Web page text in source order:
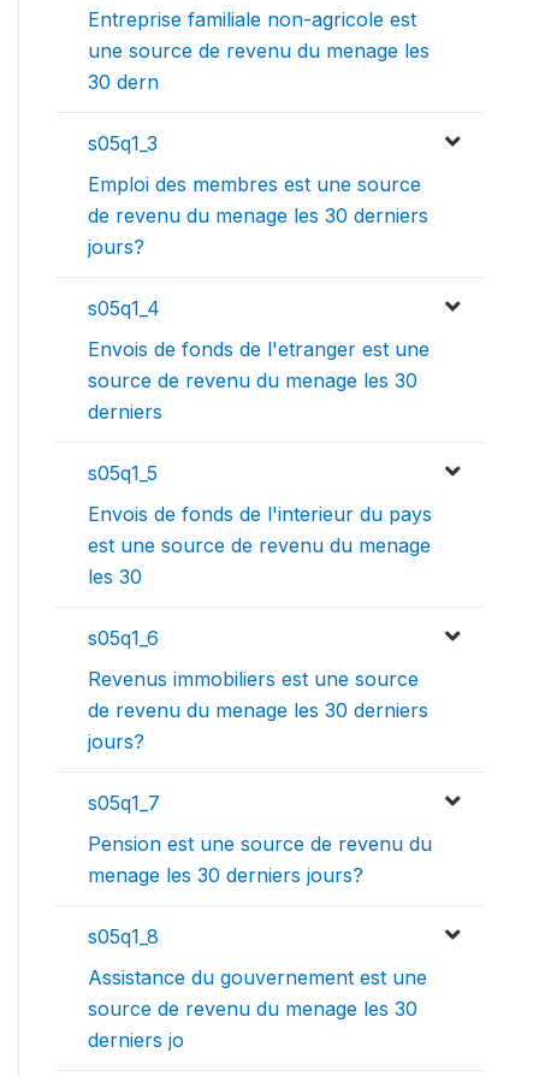
Entreprise familiale non-agricole est
une source de revenu du menage les
30 dern
s05q1_3
Emploi des membres est une source
de revenu du menage les 30 derniers
jours?
s05q1_4
Envois de fonds de l'etranger est une
source de revenu du menage les 30
derniers
s05q1_5
Envois de fonds de l'interieur du pays
est une source de revenu du menage
les 30
s05q1_6
Revenus immobiliers est une source
de revenu du menage les 30 derniers
jours?
s05q1_7
Pension est une source de revenu du
menage les 30 derniers jours?
s05q1_8
Assistance du gouvernement est une
source de revenu du menage les 30
derniers jo